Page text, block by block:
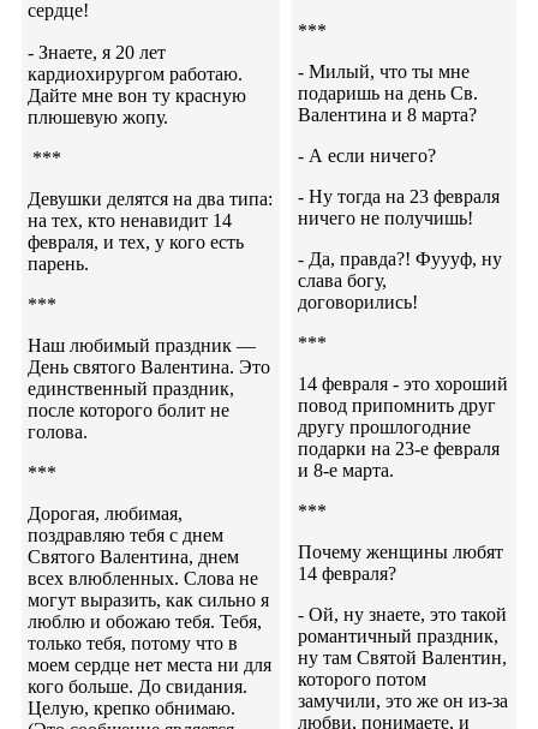
сердце!
- Знаете, я 20 лет
кардиохирургом работаю.
Дайте мне вон ту красную
плюшевую жопу.
***
Девушки делятся на два типа:
на тех, кто ненавидит 14
февраля, и тех, у кого есть
парень.
***
Наш любимый праздник —
День святого Валентина. Это
единственный праздник,
после которого болит не
голова.
***
Дорогая, любимая,
поздравляю тебя с днем
Святого Валентина, днем
всех влюбленных. Слова не
могут выразить, как сильно я
люблю и обожаю тебя. Тебя,
только тебя, потому что в
моем сердце нет места ни для
кого больше. До свидания.
Целую, крепко обнимаю.
***
- Милый, что ты мне
подаришь на день Св.
Валентина и 8 марта?
- А если ничего?
- Ну тогда на 23 февраля
ничего не получишь!
- Да, правда?! Фуууф, ну
слава богу,
договорились!
***
14 февраля - это хороший
повод припомнить друг
другу прошлогодние
подарки на 23-е февраля
и 8-е марта.
***
Почему женщины любят
14 февраля?
- Ой, ну знаете, это такой
романтичный праздник,
ну там Святой Валентин,
которого потом
замучили, это же он из-за
любви, понимаете, и